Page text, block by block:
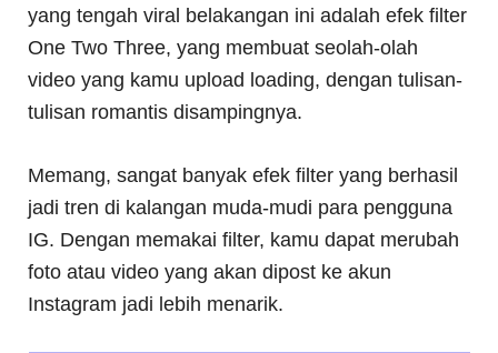
yang tengah viral belakangan ini adalah efek filter
One Two Three, yang membuat seolah-olah
video yang kamu upload loading, dengan tulisan-
tulisan romantis disampingnya.
Memang, sangat banyak efek filter yang berhasil
jadi tren di kalangan muda-mudi para pengguna
IG. Dengan memakai filter, kamu dapat merubah
foto atau video yang akan dipost ke akun
Instagram jadi lebih menarik.